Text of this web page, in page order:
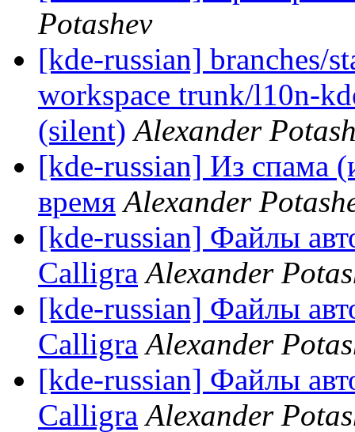
Potashev
[kde-russian] branches/
workspace trunk/l10n-
(silent) Alexander
[kde-russian] Из спама
время Alexander
[kde-russian] Файлы
Calligra Alexander
[kde-russian] Файлы
Calligra Alexander
[kde-russian] Файлы
Calligra Alexander